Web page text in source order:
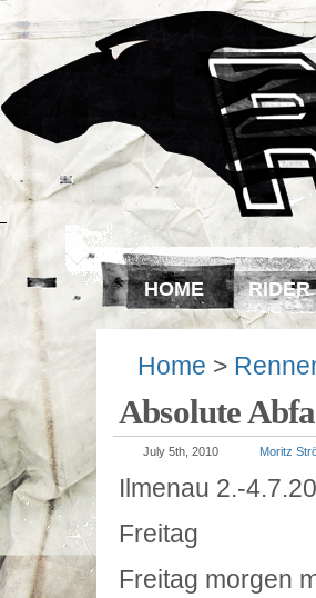
HOME RIDER
Home >
Absolute
July 5th, 2010 Moritz
Ilmenau 2.-
Freitag
Freitag morgen